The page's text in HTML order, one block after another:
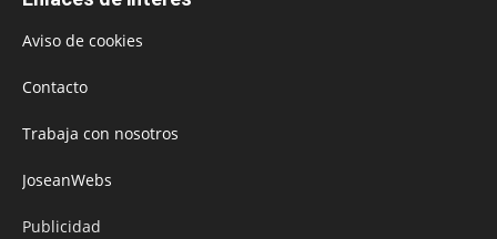
Aviso de cookies
Contacto
Trabaja con nosotros
JoseanWebs
Publicidad